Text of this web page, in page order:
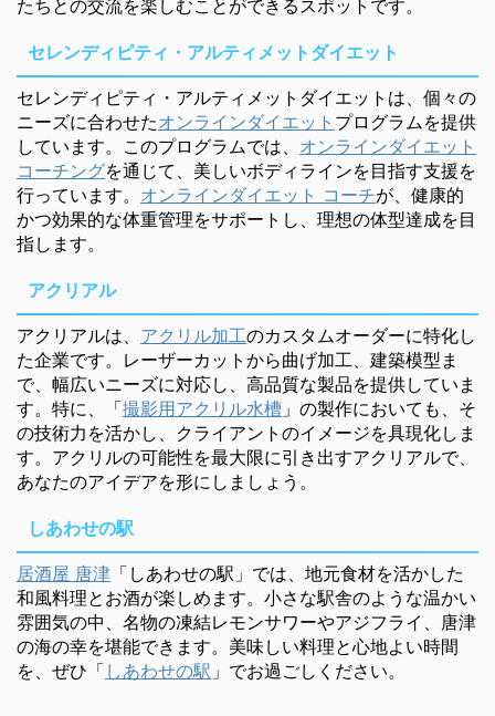
たちとの交流を楽しむことができるスポットです。
セレンディピティ・アルティメットダイエット
セレンディピティ・アルティメットダイエットは、個々の
ニーズに合わせたオンラインダイエット プログラムを提供
しています。このプログラムでは、 オンラインダイエット
コーチングを通じて、美しいボディラインを目指す支援を
行っています。 オンラインダイエット コーチが、健康的
かつ効果的な体重管理をサポートし、理想の体型達成を目
指します。
アクリアル
アクリアルは、 アクリル加工のカスタムオーダーに特化し
た企業です。レーザーカットから曲げ加工、建築模型ま
で、幅広いニーズに対応し、高品質な製品を提供していま
す。特に、「撮影用アクリル水槽 」の製作においても、そ
の技術力を活かし、クライアントのイメージを具現化しま
す。アクリルの可能性を最大限に引き出すアクリアルで、
あなたのアイデアを形にしましょう。
しあわせの駅
居酒屋 唐津 「しあわせの駅」では、地元食材を活かした
和風料理とお酒が楽しめます。小さな駅舎のような温かい
雰囲気の中、名物の凍結レモンサワーやアジフライ、唐津
の海の幸を堪能できます。美味しい料理と心地よい時間
を、ぜひ「 しあわせの駅 」でお過ごしください。